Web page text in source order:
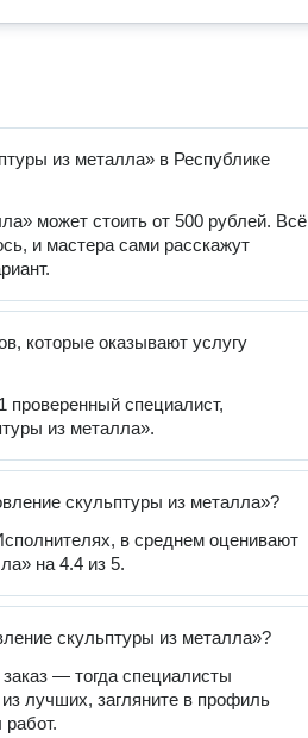
из металла» в Республике
может стоить от 500 рублей. Всё
и мастера сами расскажут
которые оказывают услугу
проверенный специалист,
из металла».
скульптуры из металла»?
в среднем оценивают
на 4.4 из 5.
скульптуры из металла»?
— тогда специалисты
лучших, загляните в профиль